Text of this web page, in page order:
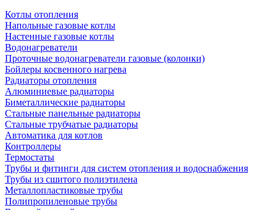
Котлы отопления
Напольные газовые котлы
Настенные газовые котлы
Водонагреватели
Проточные водонагреватели газовые (колонки)
Бойлеры косвенного нагрева
Радиаторы отопления
Алюминиевые радиаторы
Биметаллические радиаторы
Стальные панельные радиаторы
Стальные трубчатые радиаторы
Автоматика для котлов
Контроллеры
Термостаты
Трубы и фитинги для систем отопления и водоснабжения
Трубы из сшитого полиэтилена
Металлопластиковые трубы
Полипропиленовые трубы